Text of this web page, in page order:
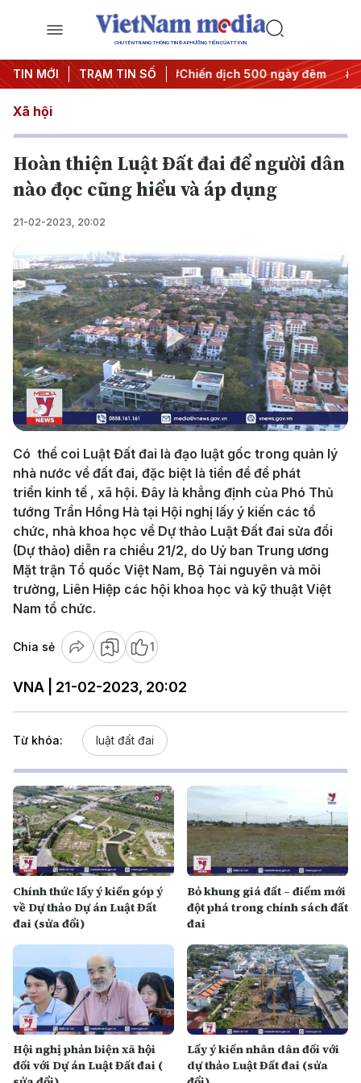
CHUYÊN TRANG THÔNG TIN ĐA PHƯƠNG TIỆN CỦA TTXVN
TIN MỚI TRẠM TIN SỐ
thành hành động #Chiến dịch 500 ngày đêm #Chống
Xã hội
Hoàn thiện Luật Đất đai để người dân
nào đọc cũng hiểu và áp dụng
21-02-2023, 20:02
Play
Video
Có thể coi Luật Đất đai là đạo luật gốc trong quản lý
nhà nước về đất đai, đặc biệt là tiền đề để phát
triển kinh tế , xã hội. Đây là khẳng định của Phó Thủ
tướng Trần Hồng Hà tại Hội nghị lấy ý kiến các tổ
chức, nhà khoa học về Dự thảo Luật Đất đai sửa đổi
(Dự thảo) diễn ra chiều 21/2, do Uỷ ban Trung ương
Mặt trận Tổ quốc Việt Nam, Bộ Tài nguyên và môi
trường, Liên Hiệp các hội khoa học và kỹ thuật Việt
Nam tổ chức.
Chia sẻ 1
VNA | 21-02-2023, 20:02
Từ khóa: luật đất đai
Chính thức lấy ý kiến góp ý
về Dự thảo Dự án Luật Đất
đai (sửa đổi)
Bỏ khung giá đất – điểm mới
đột phá trong chính sách đất
đai
Hội nghị phản biện xã hội
đối với Dự án Luật Đất đai (
Lấy ý kiến nhân dân đối với
dự thảo Luật Đất đai (sửa